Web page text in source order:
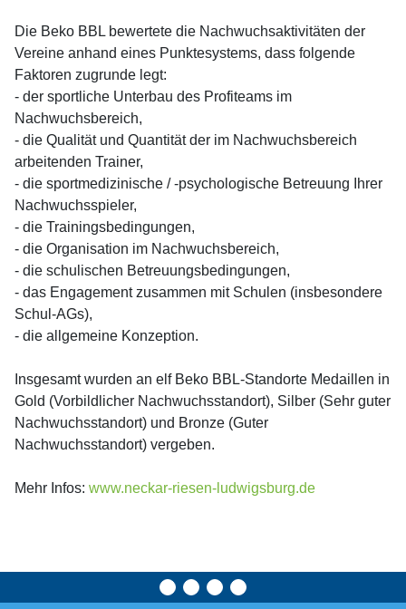
Die Beko BBL bewertete die Nachwuchsaktivitäten der
Vereine anhand eines Punktesystems, dass folgende
Faktoren zugrunde legt:
- der sportliche Unterbau des Profiteams im
Nachwuchsbereich,
- die Qualität und Quantität der im Nachwuchsbereich
arbeitenden Trainer,
- die sportmedizinische / -psychologische Betreuung Ihrer
Nachwuchsspieler,
- die Trainingsbedingungen,
- die Organisation im Nachwuchsbereich,
- die schulischen Betreuungsbedingungen,
- das Engagement zusammen mit Schulen (insbesondere
Schul-AGs),
- die allgemeine Konzeption.
Insgesamt wurden an elf Beko BBL-Standorte Medaillen in
Gold (Vorbildlicher Nachwuchsstandort), Silber (Sehr guter
Nachwuchsstandort) und Bronze (Guter
Nachwuchsstandort) vergeben.
Mehr Infos: www.neckar-riesen-ludwigsburg.de